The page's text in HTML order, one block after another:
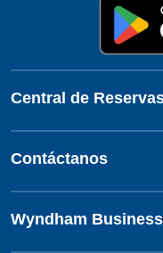
Central de
Contáctanos
Wyndham Business